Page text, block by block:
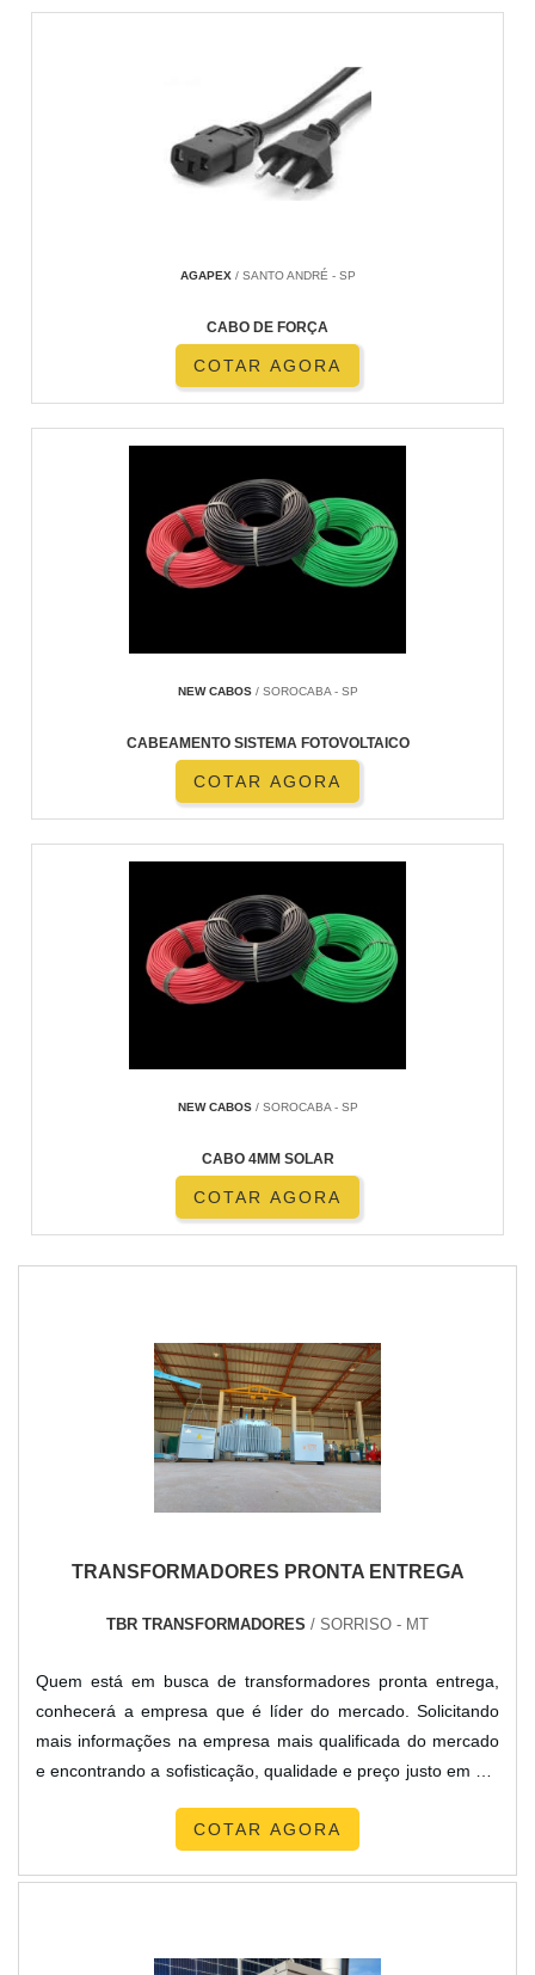
AGAPEX/ SANTO ANDRÉ - SP
CABO DE FORÇA
COTAR AGORA
NEW CABOS/ SOROCABA - SP
CABEAMENTO SISTEMA FOTOVOLTAICO
COTAR AGORA
NEW CABOS/ SOROCABA - SP
CABO 4MM SOLAR
COTAR AGORA
TRANSFORMADORES PRONTA ENTREGA
TBR TRANSFORMADORES / SORRISO - MT
Quem está em busca de transformadores pronta entrega,
conhecerá a empresa que é líder do mercado. Solicitando
mais informações na empresa mais qualificada do mercado
e encontrando a sofisticação, qualidade e preço justo em um
entrega, com a equipe da TBR Transformadores o cliente
COTAR AGORA